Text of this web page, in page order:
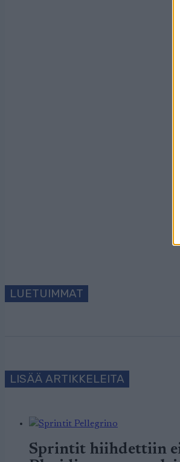
Tilaa
LUETUIMMAT
LISÄÄ ARTIKKELEITA
Sprintit hiihdettiin